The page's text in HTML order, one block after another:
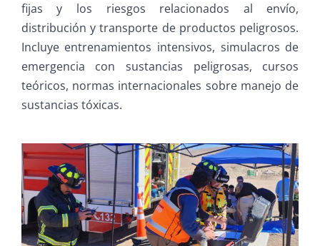
fijas y los riesgos relacionados al envío,
distribución y transporte de productos peligrosos.
Incluye entrenamientos intensivos, simulacros de
emergencia con sustancias peligrosas, cursos
teóricos, normas internacionales sobre manejo de
sustancias tóxicas.